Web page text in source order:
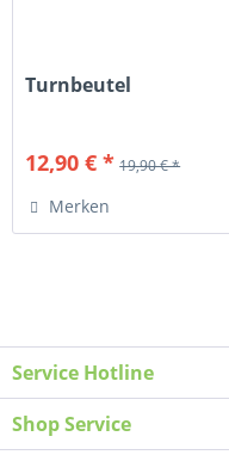
Turnbeutel
12,90 € * 19,90 € *
Merken
Service Hotline
Shop Service